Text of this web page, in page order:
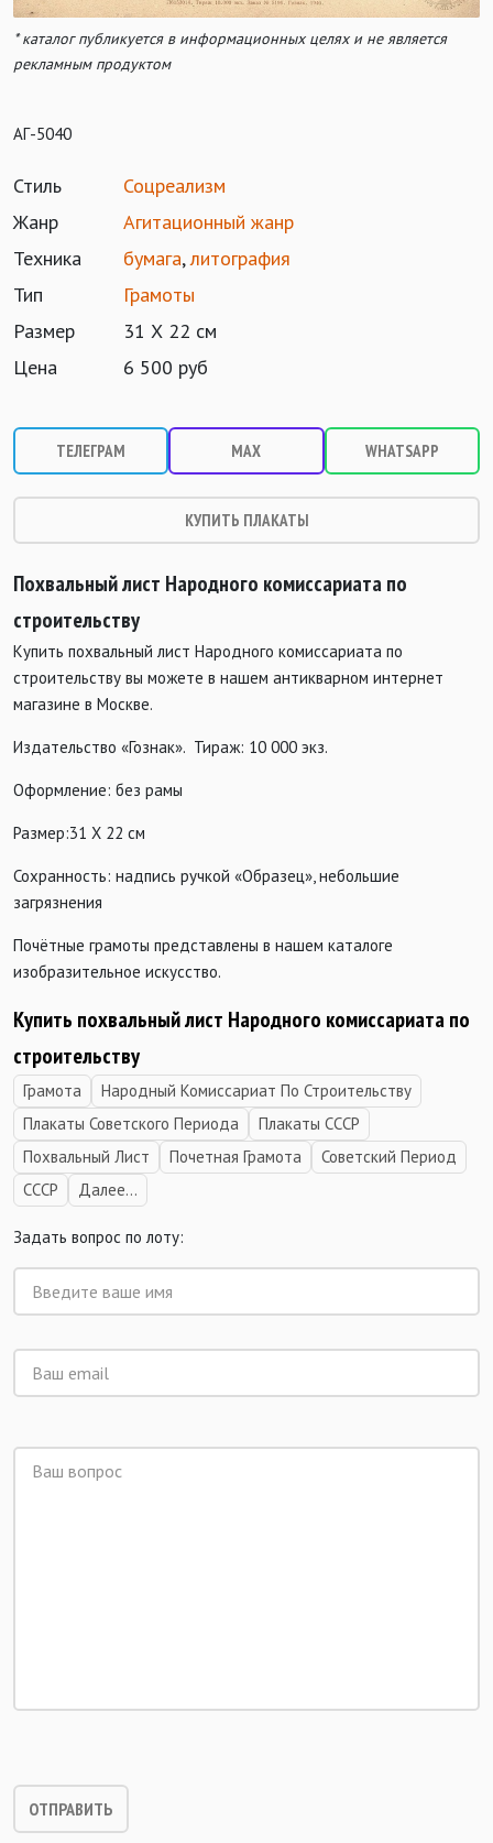
* каталог публикуется в информационных целях и не является
рекламным продуктом
АГ-5040
Стиль
Соцреализм
Жанр
Агитационный жанр
Техника
бумага,литография
Тип
Грамоты
Размер
31 Х 22 см
Цена
6 500 руб
ТЕЛЕГРАМ MAX WHATSAPP
КУПИТЬ ПЛАКАТЫ
Похвальный лист Народного комиссариата по
строительству
Купить похвальный лист Народного комиссариата по
строительству вы можете в нашем антикварном интернет
магазине в Москве.
Издательство «Гознак». Тираж: 10 000 экз.
Оформление: без рамы
Размер:31 Х 22 см
Сохранность: надпись ручкой «Образец», небольшие
загрязнения
Почётные грамоты представлены в нашем каталоге
изобразительное искусство.
Купить похвальный лист Народного комиссариата по
строительству
Грамота
Народный Комиссариат По Строительству
Плакаты Советского Периода
Плакаты СССР
Похвальный Лист
Почетная Грамота
Советский Период
СССР
Далее...
Задать вопрос по лоту: